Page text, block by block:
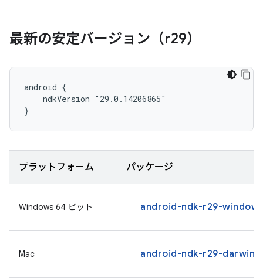
最新の安定バージョン（r29）
android {
    ndkVersion "29.0.14206865"
}
プラットフォーム パッケージ
Windows 64 ビット android-ndk-r29-
Mac android-ndk-r29-